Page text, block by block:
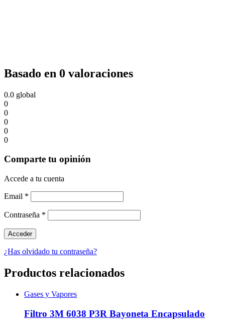
Basado en 0 valoraciones
0.0 global
0
0
0
0
0
Comparte tu opinión
Accede a tu cuenta
Email *
Contraseña *
¿Has olvidado tu contraseña?
Productos relacionados
Gases y Vapores
Filtro 3M 6038 P3R Bayoneta Encapsulado